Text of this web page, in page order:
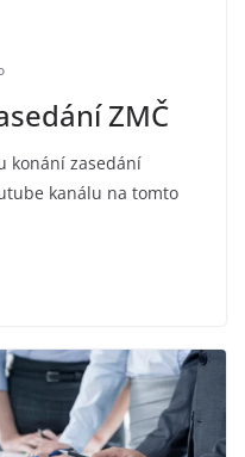
ZMČ
konání zasedání
kanálu na tomto